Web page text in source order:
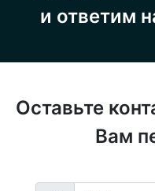
и ответим
Оставьте
Вам